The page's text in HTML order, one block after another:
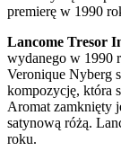
premierę w 1990
Lancome Tresor
wydanego w 1990
Veronique Nyberg
kompozycję, która
Aromat zamknięty
satynową różą.
roku.